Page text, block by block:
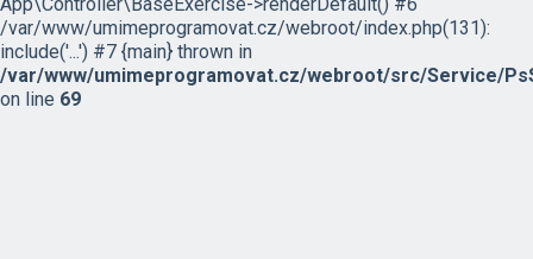
/var/www/umimeprogramovat.cz/webroot/index.php(131):
include('...') #7 {main} thrown in
/var/www/umimeprogramovat.cz/webroot/src/Service/
on line 69